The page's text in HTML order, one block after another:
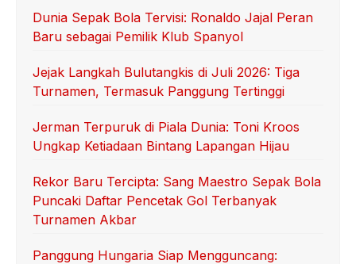
Dunia Sepak Bola Tervisi: Ronaldo Jajal Peran
Baru sebagai Pemilik Klub Spanyol
Jejak Langkah Bulutangkis di Juli 2026: Tiga
Turnamen, Termasuk Panggung Tertinggi
Jerman Terpuruk di Piala Dunia: Toni Kroos
Ungkap Ketiadaan Bintang Lapangan Hijau
Rekor Baru Tercipta: Sang Maestro Sepak Bola
Puncaki Daftar Pencetak Gol Terbanyak
Turnamen Akbar
Panggung Hungaria Siap Mengguncang: